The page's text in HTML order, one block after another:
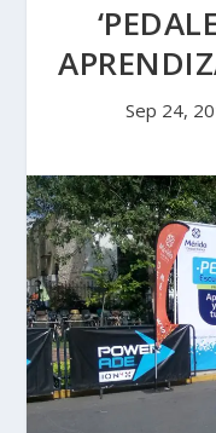
Sep 24,